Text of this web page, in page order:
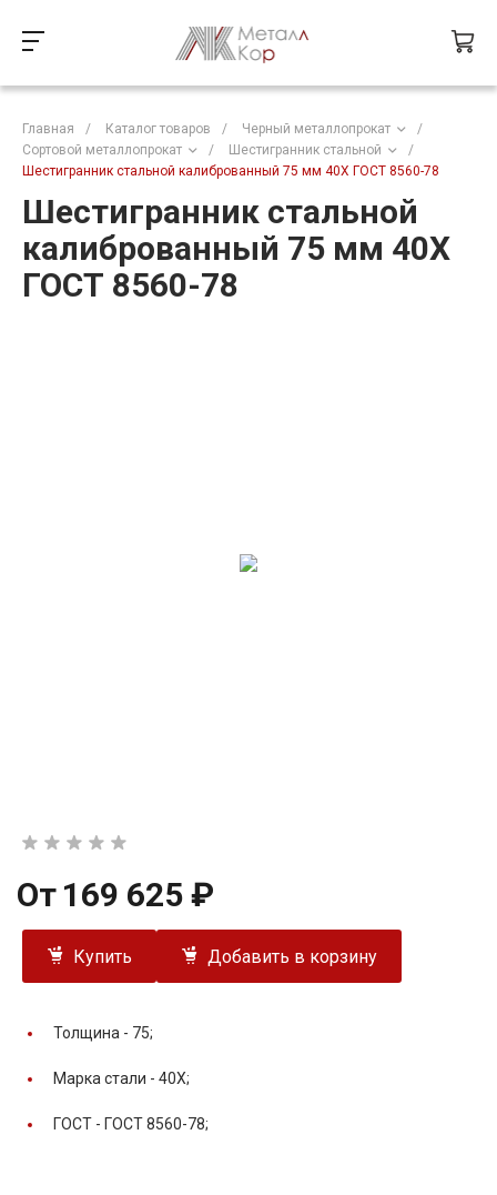
Главная / Каталог товаров / Черный металлопрокат
/
Сортовой металлопрокат
/ Шестигранник стальной
/
Шестигранник стальной калиброванный 75 мм 40Х ГОСТ 8560-78
Шестигранник стальной
калиброванный 75 мм 40Х
ГОСТ 8560-78
От 169 625 ₽
Купить Добавить в корзину
Толщина - 75;
Марка стали - 40Х;
ГОСТ - ГОСТ 8560-78;